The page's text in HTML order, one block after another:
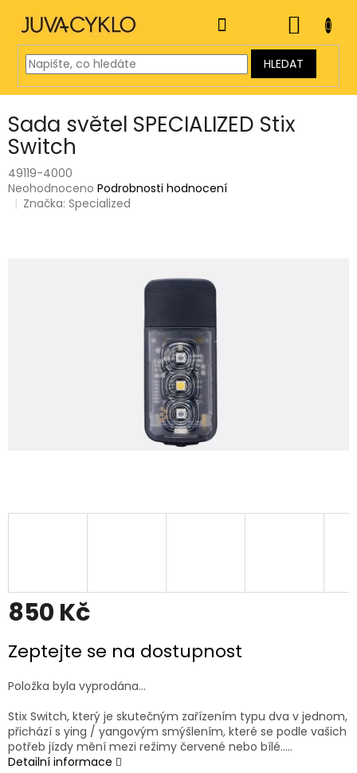
obsah
HLEDAT
KOŠÍK
Sada světel SPECIALIZED Stix
Switch
49119-4000
Průměrné
hodnocení
Neohodnoceno Podrobnosti hodnocení
Značka:Specialized
850 Kč
cena:
Zeptejte se na dostupnost
Položka byla vyprodána…
Stix Switch, který je skutečným zařízením typu dva v jednom,
přichází s ying / yangovým smýšlením, které se podle vašich
potřeb jízdy mění mezi režimy červené nebo bílé.....
Detailní informace